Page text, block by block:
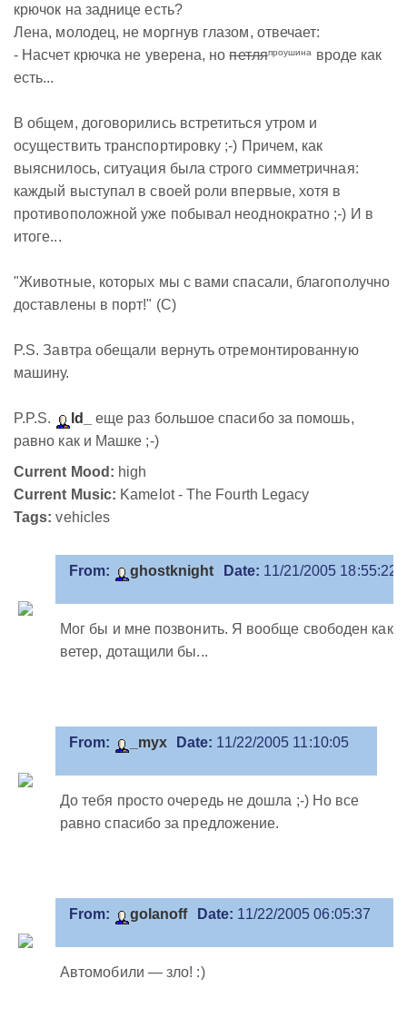
крючок на заднице есть?
Лена, молодец, не моргнув глазом, отвечает:
- Насчет крючка не уверена, нопетляпроушина
вроде как
есть...
В общем, договорились встретиться утром и
осуществить транспортировку ;-) Причем, как
выяснилось, ситуация была строго симметричная:
каждый выступал в своей роли впервые, хотя в
противоположной уже побывал неоднократно ;-) И в
итоге...
"Животные, которых мы с вами спасали, благополучно
доставлены в порт!" (C)
P.S. Завтра обещали вернуть отремонтированную
машину.
P.P.S. ld_
еще раз большое спасибо за помошь,
равно как и Машке ;-)
Current Mood: high
Current Music: Kamelot - The Fourth Legacy
Tags: vehicles
From: ghostknight Date: 11/21/2005 18:55:22
Мог бы и мне позвонить. Я вообще свободен как
ветер, дотащили бы...
From: _myx Date: 11/22/2005 11:10:05
До тебя просто очередь не дошла ;-) Но все
равно спасибо за предложение.
From: golanoff Date: 11/22/2005 06:05:37
Автомобили — зло! :)